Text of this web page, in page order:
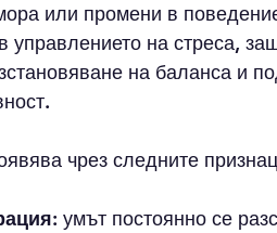
или промени в
управлението на стреса,
на баланса и
чрез следните
умът постоянно се